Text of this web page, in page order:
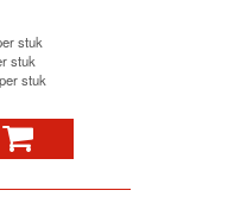
stuk
stuk
stuk